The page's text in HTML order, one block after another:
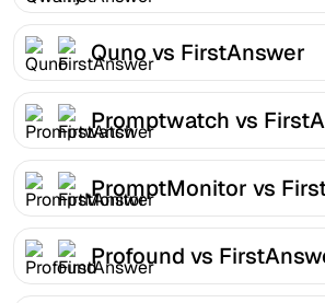
Quno vs FirstAnswer
Promptwatch vs
PromptMonitor vs
Profound vs